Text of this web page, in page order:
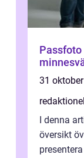
31
redaktionel
I denna
översikt